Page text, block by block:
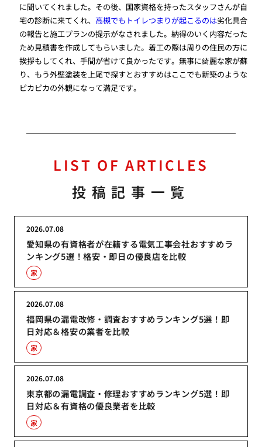
に聞いてくれました。その後、国家資格を持ったスタッフさんが自
宅の診断に来てくれ、高槻でもトイレつまりが起こるのは劣化具合
の報告と施工プランの提示がなされました。納得のいく内容だった
ため見積書を作成してもらいました。着工の際は周りの住民の方に
挨拶もしてくれ、手間が省けて良かったです。無事に綺麗な家が蘇
り、もう外壁塗装を上尾で探すとおすすめはここでも新築のような
ピカピカの外観になって満足です。
LIST OF ARTICLES
投稿記事一覧
愛知県の有資格者が在籍する電気工事会社おすすめラ
ンキング5選！格安・即日の優良店を比較
2026.07.08
家
福岡県の漏電改修・調査おすすめランキング5選！即
日対応＆格安の業者を比較
2026.07.08
家
東京都の漏電調査・修理おすすめランキング5選！即
日対応＆有資格の優良業者を比較
2026.07.08
家